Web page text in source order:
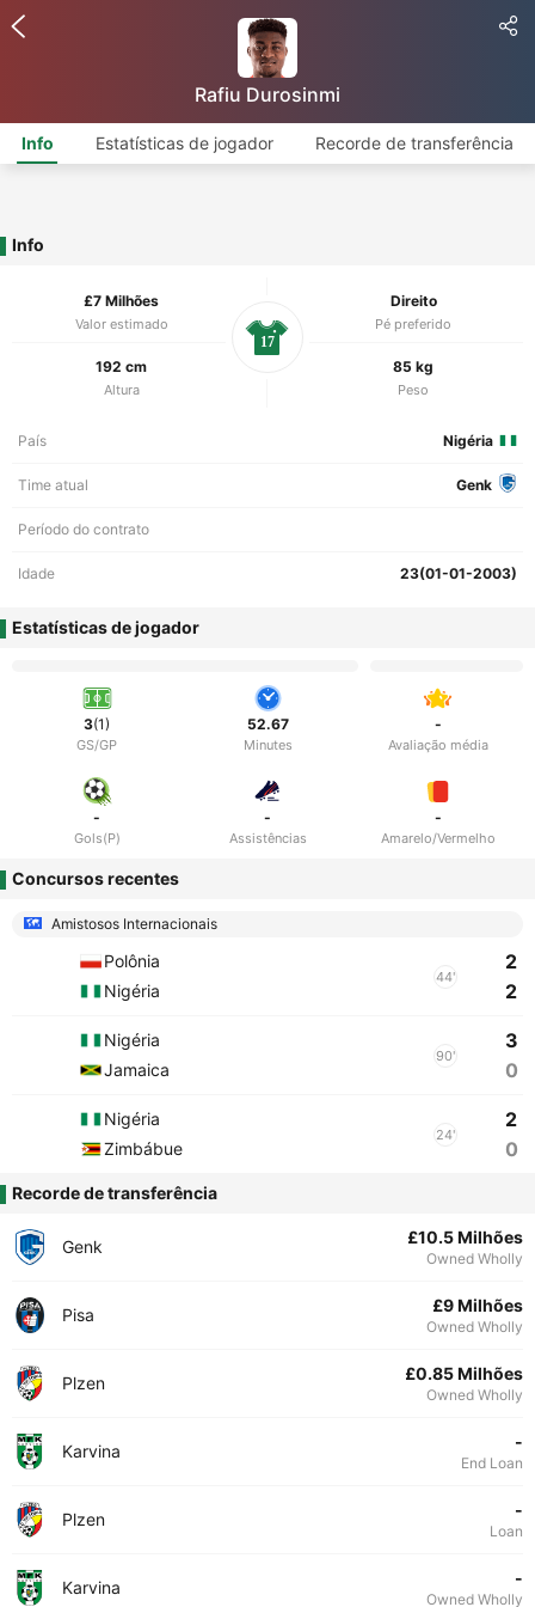
Rafiu Durosinmi
Info Estatísticas de jogador Recorde de transferência
Info
£7 Milhões
Valor estimado
Direito
Pé preferido
192 cm
Altura
85 kg
Peso
17
País Nigéria
Time atual Genk
Período do contrato
Idade 23(01-01-2003)
Estatísticas de jogador
3(1)
GS/GP
52.67
Minutes
-
Avaliação média
-
Gols(P)
-
Assistências
-
Amarelo/Vermelho
Concursos recentes
Amistosos Internacionais
Polônia
Nigéria
44'
2
2
Nigéria
Jamaica
90'
3
0
Nigéria
Zimbábue
24'
2
0
Recorde de transferência
Genk £10.5 Milhões
Owned Wholly
Pisa £9 Milhões
Owned Wholly
Plzen £0.85 Milhões
Owned Wholly
Karvina -
End Loan
Plzen -
Loan
Karvina -
Owned Wholly